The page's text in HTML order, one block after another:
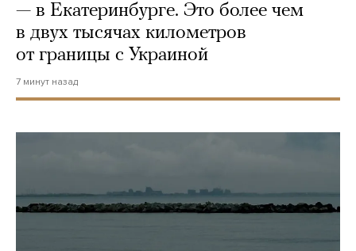
— в Екатеринбурге. Это более чем
в двух тысячах километров
от границы с Украиной
7 минут назад